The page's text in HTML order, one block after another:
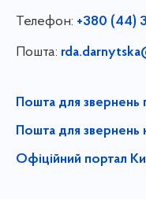
Телефон: +380 (44)
Пошта:
Пошта для звернень
Пошта для звернень
Офіційний портал